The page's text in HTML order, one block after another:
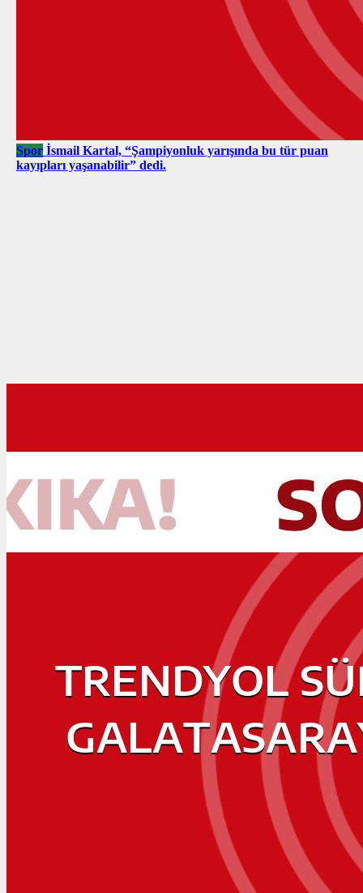
Spor İsmail Kartal, “Şampiyonluk yarışında bu tür puan
kayıpları yaşanabilir” dedi.